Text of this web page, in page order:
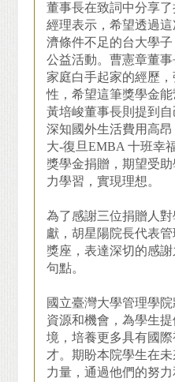
董事長在致詞中分享
經理表示，希望透過
濟條件不足的台大學
公益活動。曹憲章董
家庭白手起家的經歷
性，希望這筆獎學金能
黃培峻董事長則提到
深知國外生活費用高
大-復旦EMBA 十班幸
獎學金捐贈，期望受
力學習，實現理想。
為了感謝三位捐贈人
獻，胡星陽院長代表
獎座，表達深切的感
句點。
國立臺灣大學管理學
資源和機會，為學生
境，培養更多具有國
才。期盼本院學生在
力量，通過他們的努